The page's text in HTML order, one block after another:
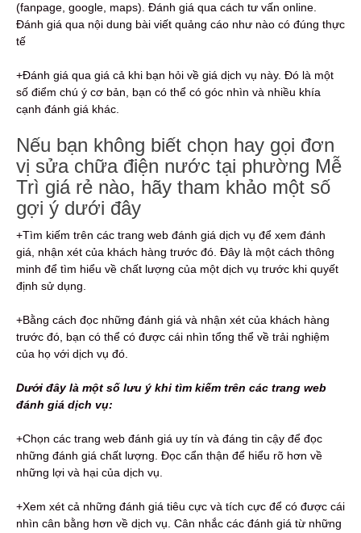
(fanpage, google, maps). Đánh giá qua cách tư vấn online.
Đánh giá qua nội dung bài viết quảng cáo như nào có đúng thực
tế
+Đánh giá qua giá cả khi bạn hỏi về giá dịch vụ này. Đó là một
số điểm chú ý cơ bản, bạn có thể có góc nhìn và nhiều khía
cạnh đánh giá khác.
Nếu bạn không biết chọn hay gọi đơn
vị sửa chữa điện nước tại phường Mễ
Trì giá rẻ nào, hãy tham khảo một số
gợi ý dưới đây
+Tìm kiếm trên các trang web đánh giá dịch vụ để xem đánh
giá, nhận xét của khách hàng trước đó. Đây là một cách thông
minh để tìm hiểu về chất lượng của một dịch vụ trước khi quyết
định sử dụng.
+Bằng cách đọc những đánh giá và nhận xét của khách hàng
trước đó, bạn có thể có được cái nhìn tổng thể về trải nghiệm
của họ với dịch vụ đó.
Dưới đây là một số lưu ý khi tìm kiếm trên các trang web
đánh giá dịch vụ:
+Chọn các trang web đánh giá uy tín và đáng tin cậy để đọc
những đánh giá chất lượng. Đọc cẩn thận để hiểu rõ hơn về
những lợi và hại của dịch vụ.
+Xem xét cả những đánh giá tiêu cực và tích cực để có được cái
nhìn cân bằng hơn về dịch vụ. Cân nhắc các đánh giá từ những